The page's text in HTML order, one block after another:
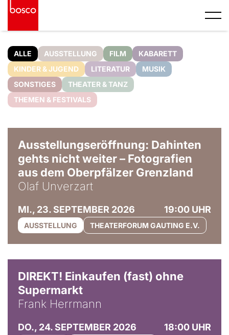
ALLE AUSSTELLUNG FILM
KABARETT
KINDER & JUGEND
LITERATUR
MUSIK
SONSTIGES
THEATER & TANZ
THEMEN & FESTIVALS
Ausstellungseröffnung: Dahinten
gehts nicht weiter – Fotografien
aus dem Oberpfälzer Grenzland
Olaf Unverzart
MI., 23. SEPTEMBER 2026 19:00 UHR
AUSSTELLUNG THEATERFORUM GAUTING E.V.
DIREKT! Einkaufen (fast) ohne
Supermarkt
Frank Herrmann
DO., 24. SEPTEMBER 2026 18:00 UHR